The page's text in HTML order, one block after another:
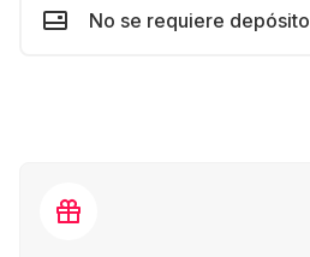
No se requiere depósito